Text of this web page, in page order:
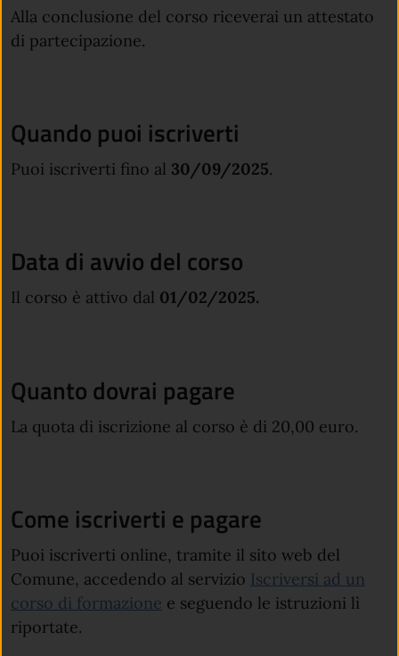
Alla conclusione del corso riceverai un attestato
di partecipazione.
Quando puoi iscriverti
Puoi iscriverti fino al 30/09/2025.
Data di avvio del corso
Il corso è attivo dal 01/02/2025.
Quanto dovrai pagare
La quota di iscrizione al corso è di 20,00 euro.
Come iscriverti e pagare
Puoi iscriverti online, tramite il sito web del
Comune, accedendo al servizio Iscriversi ad un
corso di formazione e seguendo le istruzioni lì
riportate.